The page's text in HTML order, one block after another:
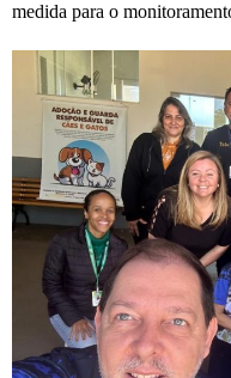
medida para o